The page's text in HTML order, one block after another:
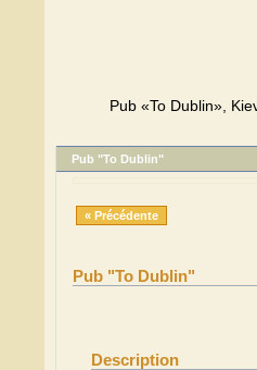
Pub «To Dublin»,
Pub "To Dublin"
« Précédente
Pub "To Dublin"
Description